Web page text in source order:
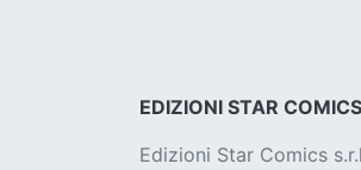
EDIZIONI STAR COMICS
Edizioni Star Comics